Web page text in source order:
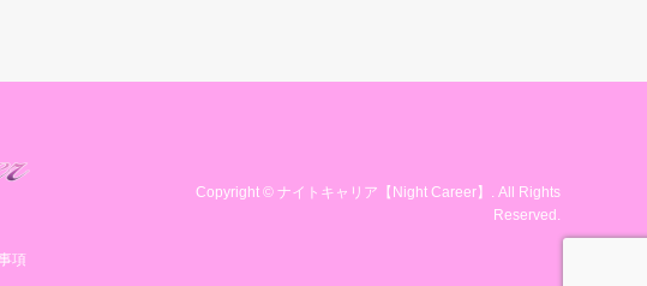
項
Copyright © ナイトキャリア【Night Career】 . All Rights
Reserved.